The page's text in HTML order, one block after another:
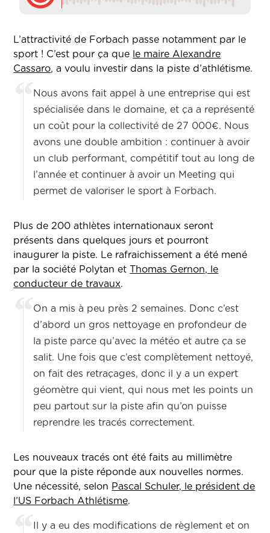
L’attractivité de Forbach passe notamment par le
sport ! C’est pour ça que le maire Alexandre
Cassaro, a voulu investir dans la piste d’athlétisme.
Nous avons fait appel à une entreprise qui est
spécialisée dans le domaine, et ça a représenté
un coût pour la collectivité de 27 000€. Nous
avons une double ambition : continuer à avoir
un club performant, compétitif tout au long de
l’année et continuer à avoir un Meeting qui
permet de valoriser le sport à Forbach.
Plus de 200 athlètes internationaux seront
présents dans quelques jours et pourront
inaugurer la piste. Le rafraichissement a été mené
par la société Polytan et Thomas Gernon, le
conducteur de travaux.
On a mis à peu près 2 semaines. Donc c’est
d’abord un gros nettoyage en profondeur de
la piste parce qu’avec la météo et autre ça se
salit. Une fois que c’est complètement nettoyé,
on fait des retraçages, donc il y a un expert
géomètre qui vient, qui nous met les points un
peu partout sur la piste afin qu’on puisse
reprendre les tracés correctement.
Les nouveaux tracés ont été faits au millimètre
pour que la piste réponde aux nouvelles normes.
Une nécessité, selon Pascal Schuler, le président de
l’US Forbach Athlétisme.
Il y a eu des modifications de règlement et on